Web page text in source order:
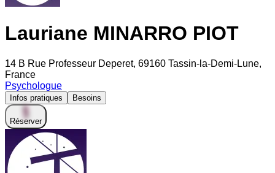
Lauriane MINARRO PIOT
14 B Rue Professeur Deperet, 69160 Tassin-la-Demi-Lune,
France
Psychologue
Infos pratiques Besoins
Réserver